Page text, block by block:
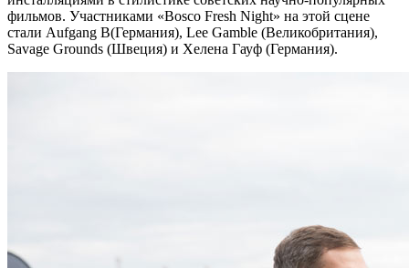
фильмов. Участниками «Bosco Fresh Night» на этой сцене
стали Aufgang B(Германия), Lee Gamble (Великобритания),
Savage Grounds (Швеция) и Хелена Гауф (Германия).